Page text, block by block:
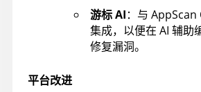
游标 AI：与
集成，以便在 AI 辅助
修复漏洞。
平台改进